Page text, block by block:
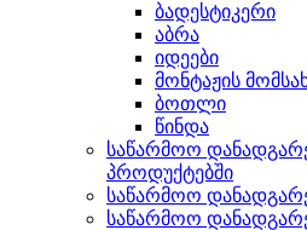
ბადესტიკერი
აბრა
იდეები
მონტაჟის
ბოთლი
წინდა
საწარმოო
პროდუქტებში
საწარმოო
საწარმოო